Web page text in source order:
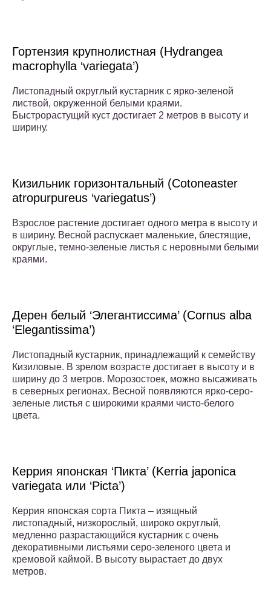
Гортензия крупнолистная (Hydrangea
macrophylla ‘variegata’)
Листопадный округлый кустарник с ярко-зеленой
листвой, окруженной белыми краями.
Быстрорастущий куст достигает 2 метров в высоту и
ширину.
Кизильник горизонтальный (Cotoneaster
atropurpureus ‘variegatus’)
Взрослое растение достигает одного метра в высоту и
в ширину. Весной распускает маленькие, блестящие,
округлые, темно-зеленые листья с неровными белыми
краями.
Дерен белый ‘Элегантиссима’ (Cornus alba
‘Elegantissima’)
Листопадный кустарник, принадлежащий к семейству
Кизиловые. В зрелом возрасте достигает в высоту и в
ширину до 3 метров. Морозостоек, можно высаживать
в северных регионах. Весной появляются ярко-серо-
зеленые листья с широкими краями чисто-белого
цвета.
Керрия японская ‘Пикта’ (Kerria japonica
variegata или ‘Picta’)
Керрия японская сорта Пикта – изящный
листопадный, низкорослый, широко округлый,
медленно разрастающийся кустарник с очень
декоративными листьями серо-зеленого цвета и
кремовой каймой. В высоту вырастает до двух
метров.